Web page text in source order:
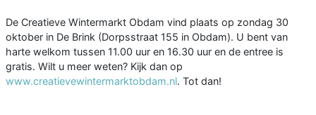
De Creatieve Wintermarkt Obdam vind plaats op zondag 30
oktober in De Brink (Dorpsstraat 155 in Obdam). U bent van
harte welkom tussen 11.00 uur en 16.30 uur en de entree is
gratis. Wilt u meer weten? Kijk dan op
www.creatievewintermarktobdam.nl. Tot dan!